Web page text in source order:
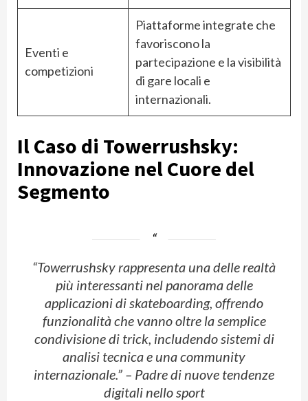
Eventi e
competizioni
Piattaforme integrate che
favoriscono la
partecipazione e la visibilità
di gare locali e
internazionali.
Il Caso di Towerrushsky:
Innovazione nel Cuore del
Segmento
“Towerrushsky rappresenta una delle realtà
più interessanti nel panorama delle
applicazioni di skateboarding, offrendo
funzionalità che vanno oltre la semplice
condivisione di trick, includendo sistemi di
analisi tecnica e una community
internazionale.” – Padre di nuove tendenze
digitali nello sport